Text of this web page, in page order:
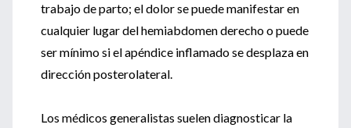
trabajo de parto; el dolor se puede manifestar en
cualquier lugar del hemiabdomen derecho o puede
ser mínimo si el apéndice inflamado se desplaza en
dirección posterolateral.
Los médicos generalistas suelen diagnosticar la